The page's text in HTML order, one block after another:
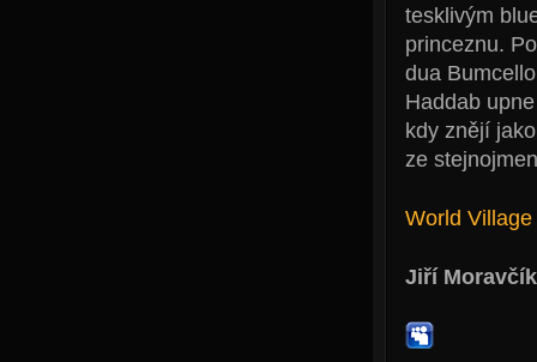
tesklivým
princeznu.
dua
Haddab
kdy znějí
ze
World Village
Jiří Moravčík